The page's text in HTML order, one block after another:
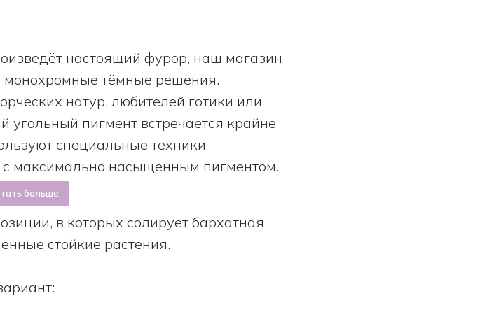
настоящий фурор, наш магазин
монохромные тёмные решения.
натур, любителей готики или
пигмент встречается крайне
специальные техники
максимально насыщенным пигментом.
больше
в которых солирует бархатная
стойкие растения.